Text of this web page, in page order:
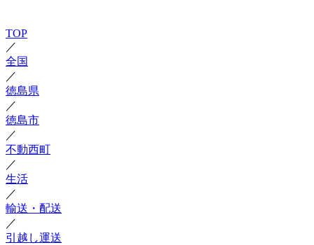
TOP
／
全国
／
徳島県
／
徳島市
／
不動西町
／
生活
／
輸送・配送
／
引越し運送